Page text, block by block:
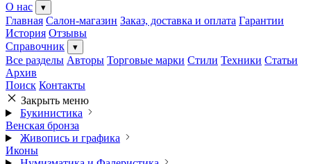
О нас
▾
Главная Салон-магазин Заказ, доставка и оплата Гарантии
История Отзывы
Справочник
▾
Все разделы Авторы Торговые марки Стили Техники Статьи
Архив
Поиск Контакты
Закрыть меню
Букинистика
Венская бронза
Живопись и графика
Иконы